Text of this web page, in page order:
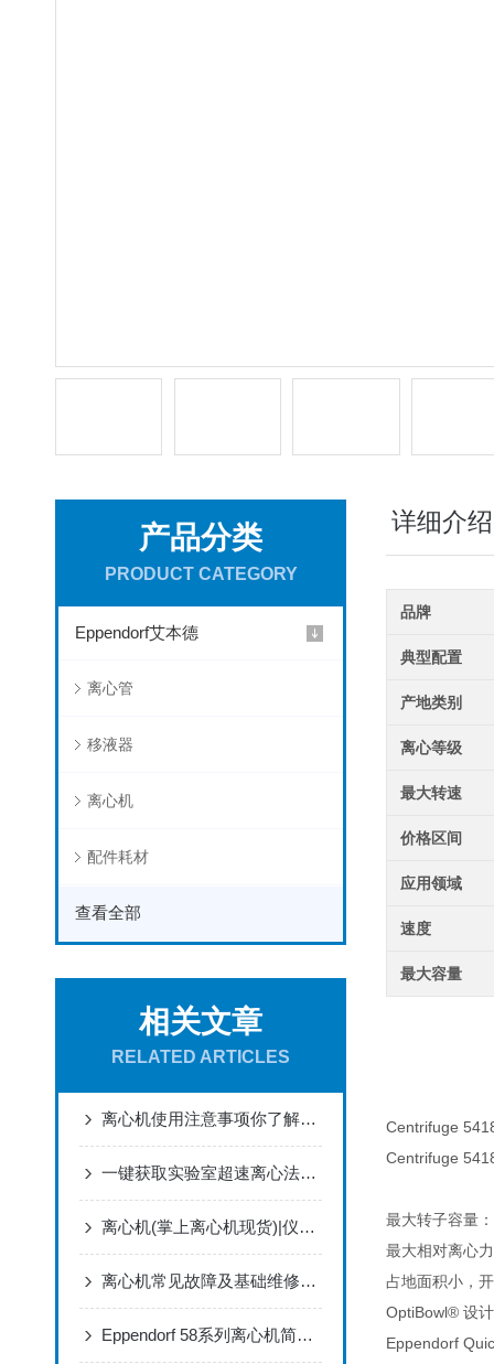
产品分类
PRODUCT CATEGORY
Eppendorf艾本德
离心管
移液器
离心机
配件耗材
查看全部
相关文章
RELATED ARTICLES
离心机使用注意事项你了解多少
一键获取实验室超速离心法宝...?
离心机(掌上离心机现货)|仪诚百科
离心机常见故障及基础维修方法
Eppendorf 58系列离心机简要操作说明
详细介绍
品牌
典型配置
产地类别
离心等级
最大转速
价格区间
应用领域
速度
最大容量
Centrifuge
Centrifuge
最大转子容量
最大相对离心
占地面积小，
OptiBowl® 设
Eppendorf